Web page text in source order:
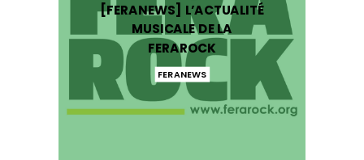
[FERANEWS] L’ACTUALITÉ
MUSICALE DE LA
FERAROCK
FERANEWS